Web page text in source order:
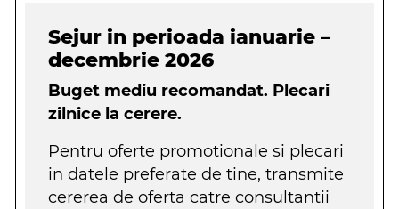
Sejur in perioada ianuarie –
decembrie 2026
Buget mediu recomandat. Plecari
zilnice la cerere.
Pentru oferte promotionale si plecari
in datele preferate de tine, transmite
cererea de oferta catre consultantii